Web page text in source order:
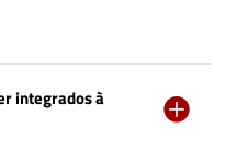
integrados à
